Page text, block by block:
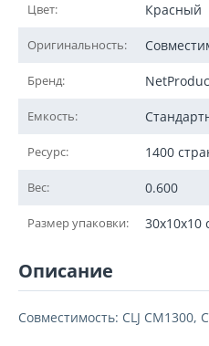
Цвет: Красный
Оригинальность:
Бренд:
Емкость:
Ресурс: 1400
Вес: 0.600
Размер упаковки: 30x10x10
Описание
Совместимость: CLJ CM1300,